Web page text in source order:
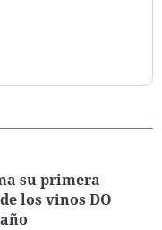
su primera
los vinos DO